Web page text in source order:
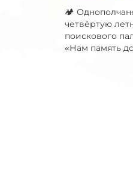
🏕
четвёртую
поискового
«Нам память